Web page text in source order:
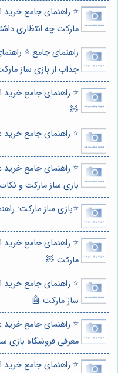
⭐️ راهنمای جامع خرید
مارکت چه انتظاری
راهنمای جامع ⭐️
جذاب از بازی ساز
⭐️ راهنمای جامع
🧸
⭐️ راهنمای جامع
⭐️ راهنمای جامع
بازی ساز مارکت و
⭐️بازی ساز مارکت:
⭐️ راهنمای جامع خرید
مارکت 🧸
⭐️ راهنمای جامع خرید
ساز مارکت 🤖
⭐️ راهنمای جامع
معرفی فروشگاه بازی
⭐️ راهنمای جامع خرید